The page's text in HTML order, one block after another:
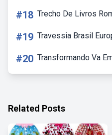
#18 Trecho De Livros
#19 Travessia Brasil
#20 Transformando Va
Related Posts